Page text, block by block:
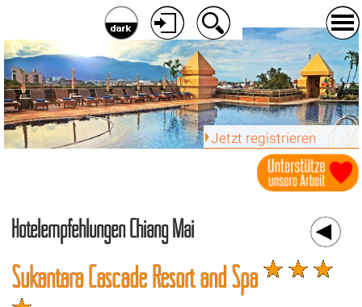
Jetzt registrieren
Hotelempfehlungen Chiang Mai
Sukantara Cascade Resort and Spa